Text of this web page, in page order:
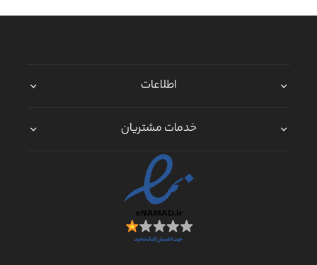
اطلاعات
خدمات مشتریان